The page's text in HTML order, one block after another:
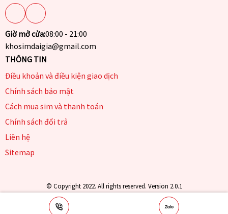
Giờ mở cửa:08:00 - 21:00
khosimdaigia@gmail.com
THÔNG TIN
Điều khoản và điều kiện giao dịch
Chính sách bảo mật
Cách mua sim và thanh toán
Chính sách đổi trả
Liên hệ
Sitemap
© Copyright 2022. All rights reserved. Version 2.0.1